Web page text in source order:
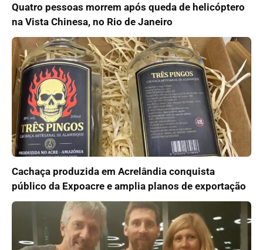
Quatro pessoas morrem após queda de helicóptero
na Vista Chinesa, no Rio de Janeiro
Cachaça produzida em Acrelândia conquista
público da Expoacre e amplia planos de exportação